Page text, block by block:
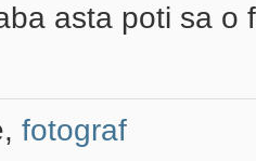
asta poti sa o
fotograf